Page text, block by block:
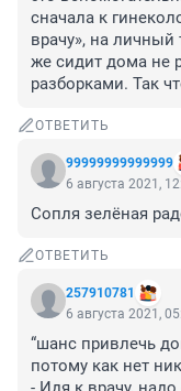
сначала к
врачу», на
же сидит дома не
разборками. Так
ОТВЕТИТЬ
99999999999999
6 августа 2021,
Сопля зелёная
ОТВЕТИТЬ
257910781
6 августа 2021,
“шанс привлечь
потому как нет